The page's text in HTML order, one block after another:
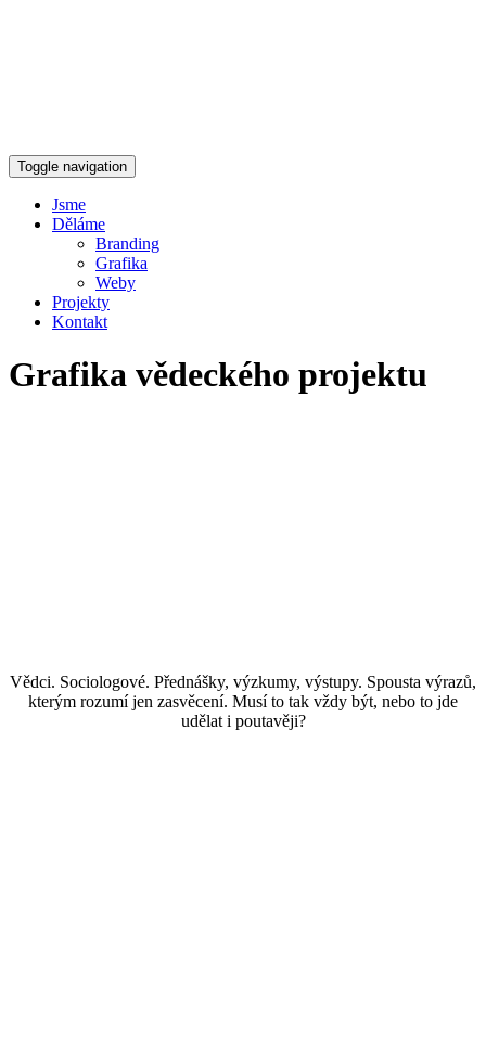
Toggle navigation
Jsme
Děláme
Branding
Grafika
Weby
Projekty
Kontakt
Grafika vědeckého projektu
Vědci. Sociologové. Přednášky, výzkumy, výstupy. Spousta výrazů,
kterým rozumí jen zasvěcení. Musí to tak vždy být, nebo to jde
udělat i poutavěji?